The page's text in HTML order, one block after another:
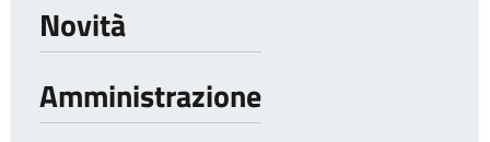
Novità
Amministrazione